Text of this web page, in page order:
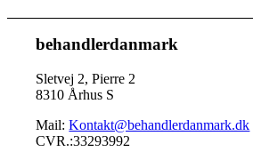
behandlerdanmark
Sletvej 2, Pierre 2
8310 Århus S
Mail:Kontakt@behandlerdanmark.dk
CVR.:33293992